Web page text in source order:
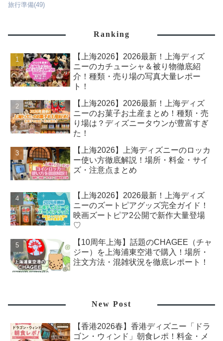
旅行準備(49)
Ranking
【上海2026】2026最新！上海ディズ
ニーのカチューシャ＆被り物徹底紹
介！種類・売り場の写真大量レポー
ト！
【上海2026】2026最新！上海ディズ
ニーのお菓子お土産まとめ！種類・売
り場は？ディズニータウンが豊富すぎ
た！
【上海2026】上海ディズニーのロッカ
ー使い方徹底解説！場所・料金・サイ
ズ・注意点まとめ
【上海2026】2026最新！上海ディズ
ニーのズートピアグッズ完全ガイド！
映画ズートピア2公開で新作大量登場
♡
【10周年上海】話題のCHAGEE（チャ
ジー）を上海浦東空港で購入！場所・
注文方法・混雑状況を徹底レポート！
New Post
【香港2026春】香港ディズニー「ドラ
ゴン・ウィンド」朝食レポ！料金・メ